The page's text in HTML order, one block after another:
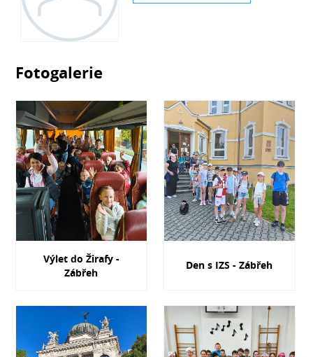
Fotogalerie
Výlet do Žirafy -
Zábřeh
Den s IZS - Zábřeh